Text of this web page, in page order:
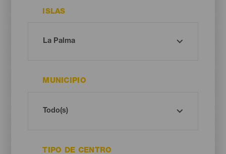
ISLAS
MUNICIPIO
TIPO DE CENTRO